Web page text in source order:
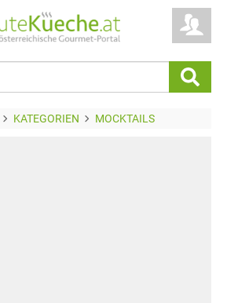
KATEGORIEN MOCKTAILS